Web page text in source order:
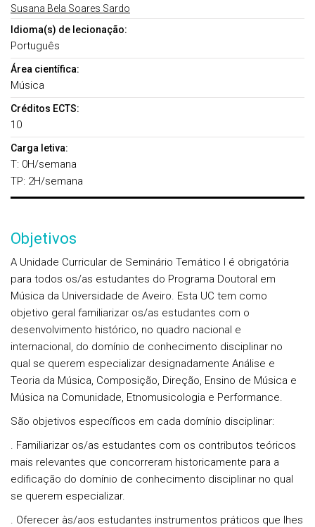
Susana Bela Soares Sardo
Idioma(s) de lecionação:
Português
Área científica:
Música
Créditos ECTS:
10
Carga letiva:
T: 0H/semana
TP: 2H/semana
Objetivos
A Unidade Curricular de Seminário Temático I é obrigatória
para todos os/as estudantes do Programa Doutoral em
Música da Universidade de Aveiro. Esta UC tem como
objetivo geral familiarizar os/as estudantes com o
desenvolvimento histórico, no quadro nacional e
internacional, do domínio de conhecimento disciplinar no
qual se querem especializar designadamente Análise e
Teoria da Música, Composição, Direção, Ensino de Música e
Música na Comunidade, Etnomusicologia e Performance.
São objetivos específicos em cada domínio disciplinar:
. Familiarizar os/as estudantes com os contributos teóricos
mais relevantes que concorreram historicamente para a
edificação do domínio de conhecimento disciplinar no qual
se querem especializar.
. Oferecer às/aos estudantes instrumentos práticos que lhes